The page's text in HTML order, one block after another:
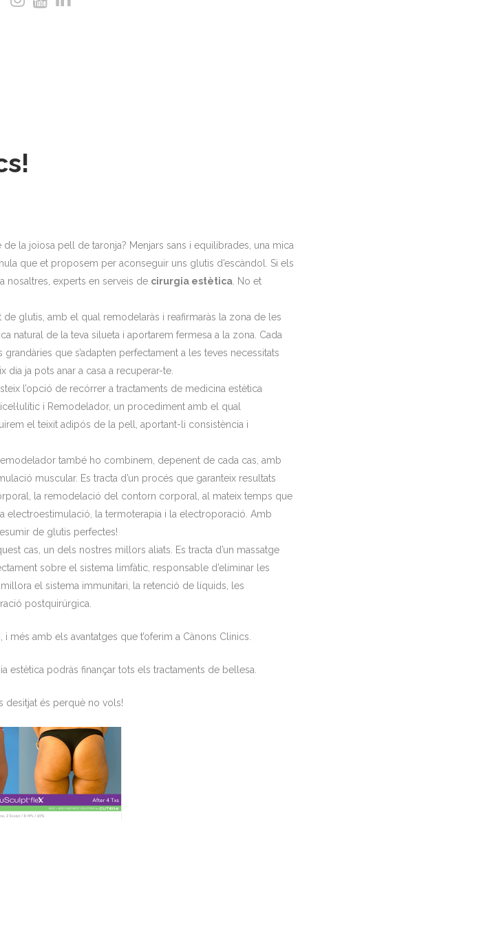
la joiosa pell de taronja? Menjars sans i equilibrades, una mica
que et proposem per aconseguir uns glutis d’escàndol. Si els
nosaltres, experts en serveis de cirurgia estètica . No et
glutis, amb el qual remodelaràs i reafirmaràs la zona de les
natural de la teva silueta i aportarem fermesa a la zona. Cada
que s’adapten perfectament a les teves necessitats
ja pots anar a casa a recuperar-te.
l’opció de recórrer a tractaments de medicina estètica
i Remodelador, un procediment amb el qual
el teixit adipós de la pell, aportant-li consistència i
també ho combinem, depenent de cada cas, amb
muscular. Es tracta d’un procés que garanteix resultats
la remodelació del contorn corporal, al mateix temps que
electroestimulació, la termoterapia i la electroporació. Amb
de glutis perfectes!
cas, un dels nostres millors aliats. Es tracta d’un massatge
sobre el sistema limfàtic, responsable d’eliminar les
el sistema immunitari, la retenció de líquids, les
postquirúrgica.
més amb els avantatges que t’oferim a Cànons Clinics.
estètica podràs finançar tots els tractaments de bellesa.
desitjat és perquè no vols!